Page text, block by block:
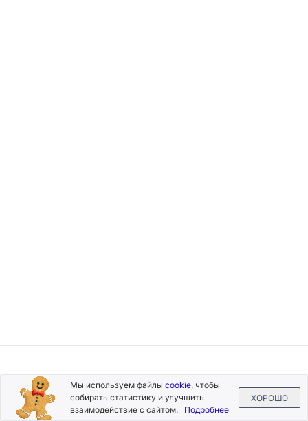
Подписывайтесь
на новости и акции
Мы используем файлы cookie, чтобы
собирать статистику и улучшить
взаимодействие с сайтом. Подробнее
ХОРОШО